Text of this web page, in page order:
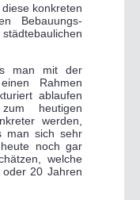
konkreten
Bebauungs-
man mit der
Rahmen
ablaufen
heutigen
werden,
man sich sehr
noch gar
welche
20 Jahren